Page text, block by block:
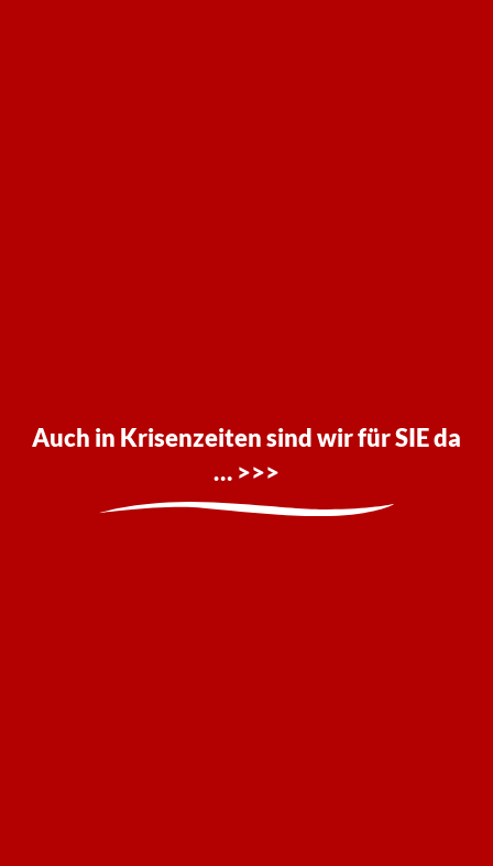
Auch in Krisenzeiten sind wir für SIE da
… >>>